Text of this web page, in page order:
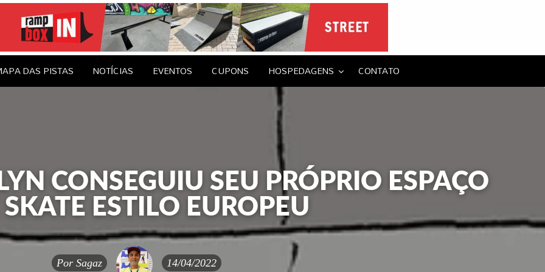
CONTATO
Brasil
DAS PISTAS NOTÍCIAS EVENTOS CUPONS HOSPEDAGENS CONTATO
CONSEGUIU SEU PRÓPRIO ESPAÇO
SKATE ESTILO EUROPEU
Por Sagaz 14/04/2022